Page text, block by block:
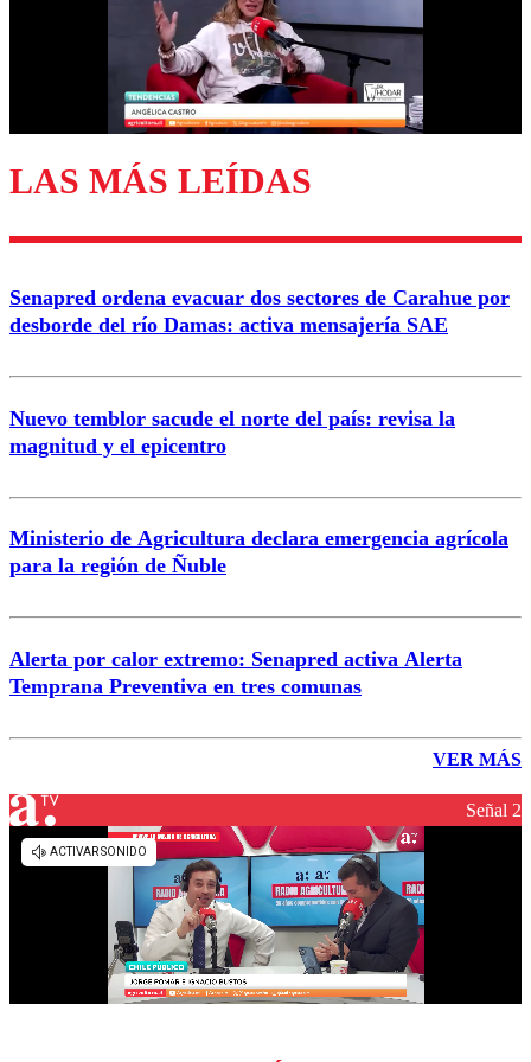
LAS MÁS LEÍDAS
Senapred ordena evacuar dos sectores de Carahue por
desborde del río Damas: activa mensajería SAE
Nuevo temblor sacude el norte del país: revisa la
magnitud y el epicentro
Ministerio de Agricultura declara emergencia agrícola
para la región de Ñuble
Alerta por calor extremo: Senapred activa Alerta
Temprana Preventiva en tres comunas
VER MÁS
Señal 2